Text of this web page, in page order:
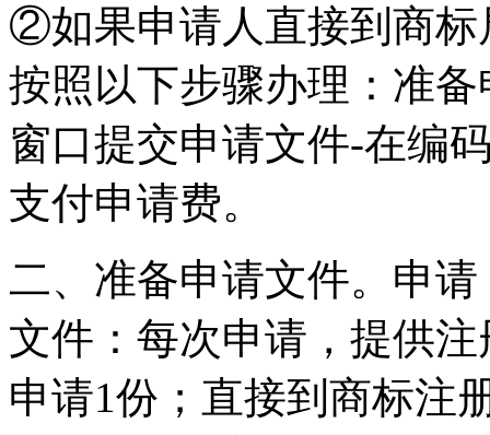
②如果申请人直接到商标
按照以下步骤办理：准
窗口提交申请文件-在编
支付申请费。
二、准备申请文件。申
文件：每次申请，提供
申请1份；直接到商标注